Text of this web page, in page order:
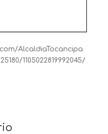
AlcaldiaTocancipa
1105022819992045/